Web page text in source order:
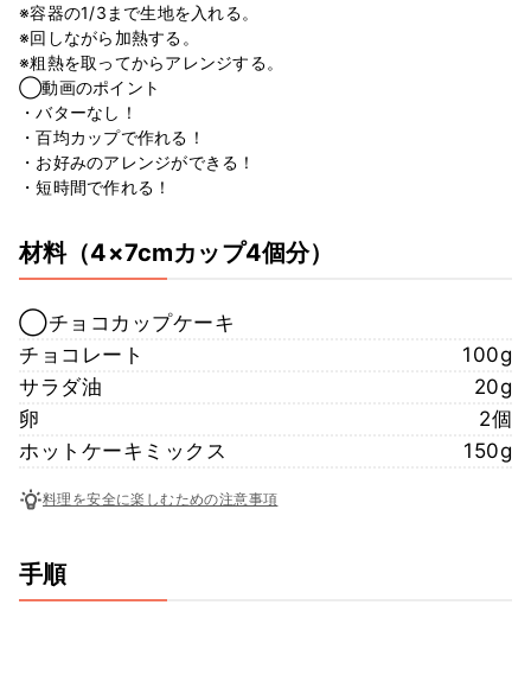
※容器の1/3まで生地を入れる。
※回しながら加熱する。
※粗熱を取ってからアレンジする。
◯動画のポイント
・バターなし！
・百均カップで作れる！
・お好みのアレンジができる！
・短時間で作れる！
材料（4×7cmカップ4個分）
◯チョコカップケーキ
チョコレート
100g
サラダ油
20g
卵
2個
ホットケーキミックス
150g
料理を安全に楽しむための注意事項
手順